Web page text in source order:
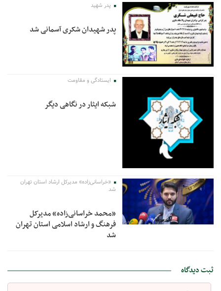
پدر شهید
پدر شهیدان شکری آسمانی شد
ایستادگی و مقاومت
شبکه ایثار در نگاهی دیگر
«خراسانی‌زاده» مدیرکل ارشاد استان تهران
شد
«محمد خراسانی‌زاده» مدیرکل
فرهنگ و ارشاد اسلامی استان تهران
شد
ثبت دیدگاه